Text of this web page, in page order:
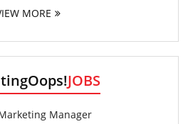
MORE
JOBS
Manager